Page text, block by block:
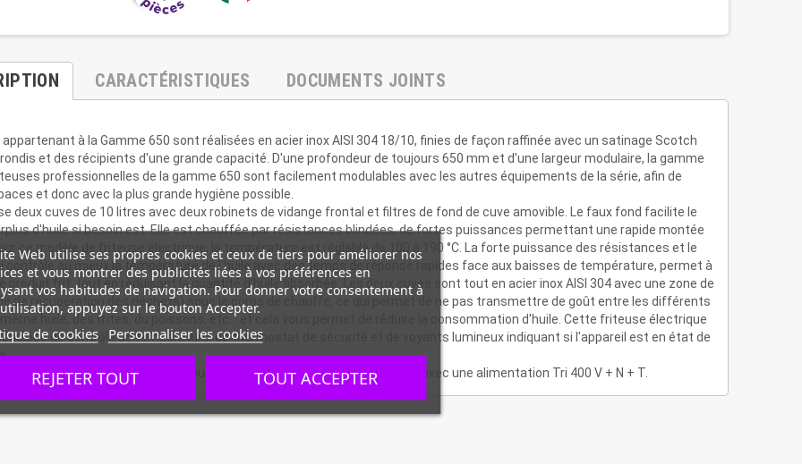
CARACTÉRISTIQUES DOCUMENTS JOINTS
à la Gamme 650 sont réalisées en acier inox AISI 304 18/10, finies de façon raffinée avec un satinage Scotch
et des récipients d'une grande capacité. D'une profondeur de toujours 650 mm et d'une largeur modulaire, la gamme
professionnelles de la gamme 650 sont facilement modulables avec les autres équipements de la série, afin de
et donc avec la plus grande hygiène possible.
deux cuves de 10 litres avec deux robinets de vidange frontal et filtres de fond de cuve amovible. Le faux fond facilite le
d'huile si besoin est. Elle est chauffée par résistances blindées, de fortes puissances permettant une rapide montée
ce modèle de friteuse électrique, la température est réglable de 100 à 190 °C. La forte puissance des résistances et le
au mieux la température de l'huile avec des temps de réponse rapides face aux baisses de température, permet à
frit, tout en réduisant la quantité d'huile absorbée. Les deux cuves sont tout en acier inox AISI 304 avec une zone de
de récupération des déchets) sous le corps de chauffe, ce qui permet de ne pas transmettre de goût entre les différents
huile, des frites, du poissons, etc... et cela vous permet de réduire la consommation d'huile. Cette friteuse électrique
de contrôle de température, de thermostat de sécurité et de voyants lumineux indiquant si l'appareil est en état de
d'acier chromé, grille de fond, couvercle et tube de vidange. Fonctionne avec une alimentation Tri 400 V + N + T.
Web utilise ses propres cookies et ceux de tiers pour améliorer nos
et vous montrer des publicités liées à vos préférences en
vos habitudes de navigation. Pour donner votre consentement à
appuyez sur le bouton Accepter.
de cookies Personnaliser les cookies
REJETER TOUT TOUT ACCEPTER